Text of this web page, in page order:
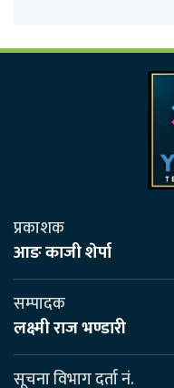
प्रकाशक
आङ काजी शेर्पा
सम्पादक
लक्ष्मी राज भण्डारी
सूचना विभाग दर्ता नं.